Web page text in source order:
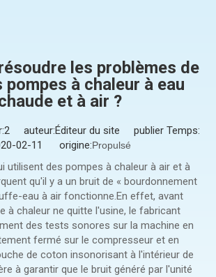
les problèmes de
pompes à chaleur à eau
et à air ?
2auteur:Éditeur du site publier Temps:
02-11 origine:Propulsé
utilisent des pompes à chaleur à air et à
qu'il y a un bruit de « bourdonnement
eau à air fonctionne.En effet, avant
à chaleur ne quitte l'usine, le fabricant
des tests sonores sur la machine en
fermé sur le compresseur et en
de coton insonorisant à l'intérieur de
à garantir que le bruit généré par l'unité